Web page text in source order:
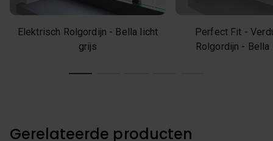
Elektrisch Rolgordijn - Bella licht
grijs
Perfect Fit -
Rolgordijn -
Gerelateerde producten